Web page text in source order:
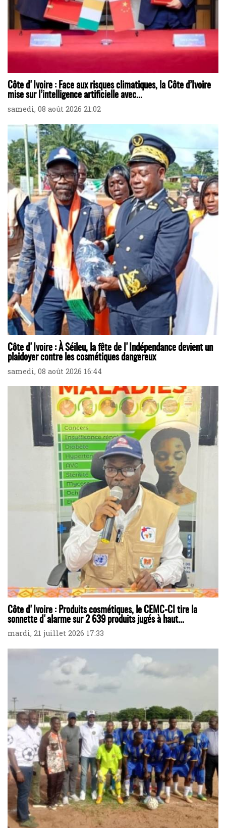
Côte d'Ivoire : Face aux risques climatiques, la Côte d’Ivoire
mise sur l’intelligence artificielle avec...
samedi, 08 août 2026 21:02
Côte d'Ivoire : À Séileu, la fête de l'Indépendance devient un
plaidoyer contre les cosmétiques dangereux
samedi, 08 août 2026 16:44
Côte d'Ivoire : Produits cosmétiques, le CEMC-CI tire la
sonnette d'alarme sur 2 639 produits jugés à haut...
mardi, 21 juillet 2026 17:33